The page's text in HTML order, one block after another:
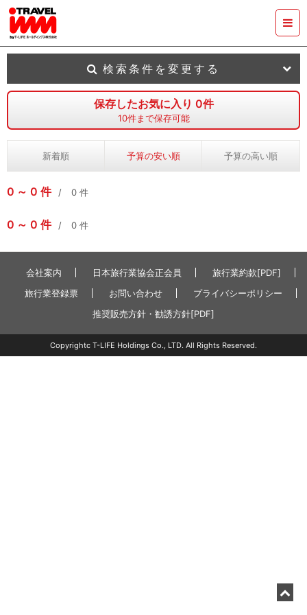
保存したお気に入り 0件
10件まで保存可能
新着順 予算の安い順 予算の高い順
0 0 件 0 件
0 0 件 0 件
検索条件を変更する
会社案内 日本旅行業協会正会員
旅行業約款[PDF]
旅行業登録票
お問い合わせ
プライバシーポリシー
推奨販売方針・勧誘方針[PDF]
Copyrightc T-LIFE Holdings Co., LTD. All Rights Reserved.